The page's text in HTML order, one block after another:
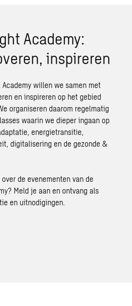
Academy:
inspireren
Academy willen we samen met
en inspireren op het gebied
organiseren daarom regelmatig
waarin we dieper ingaan op
energietransitie,
digitalisering en de gezonde &
de evenementen van de
Meld je aan en ontvang als
en uitnodigingen.